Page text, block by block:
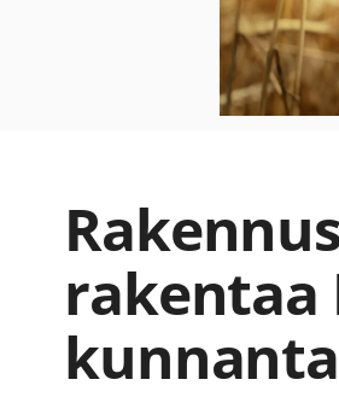
rakentaa